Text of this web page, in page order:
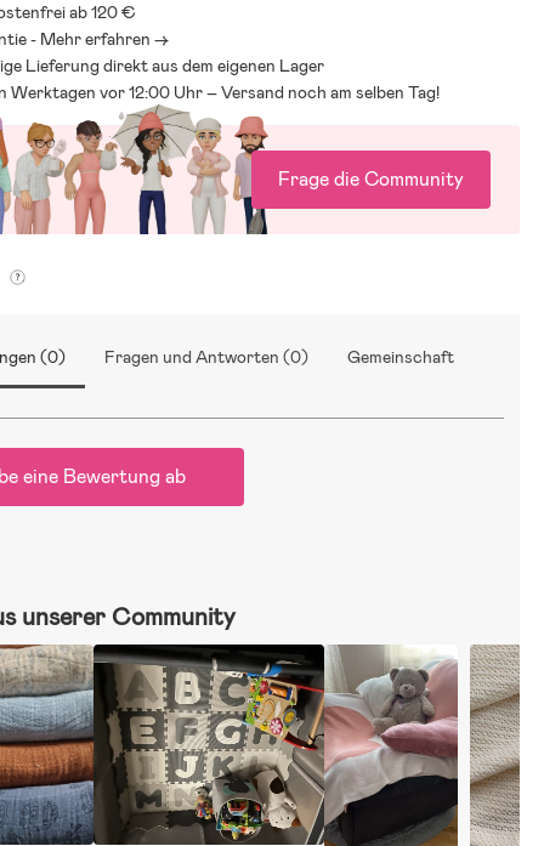
ab 120 €
- Mehr erfahren ->
Lieferung direkt aus dem eigenen Lager
Werktagen vor 12:00 Uhr – Versand noch am selben Tag!
Frage die Community
(0) Fragen und Antworten (0) Gemeinschaft
eine Bewertung ab
unserer Community